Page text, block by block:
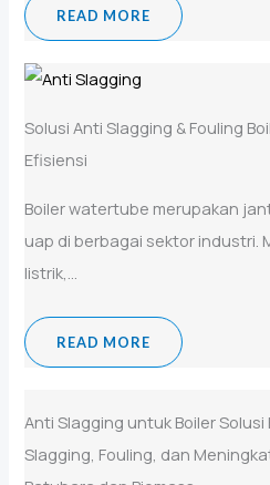
READ MORE
Solusi Anti Slagging & Fouling
Efisiensi
Boiler watertube merupakan
uap di berbagai sektor industri.
listrik,...
READ MORE
Anti Slagging untuk Boiler
Slagging, Fouling, dan